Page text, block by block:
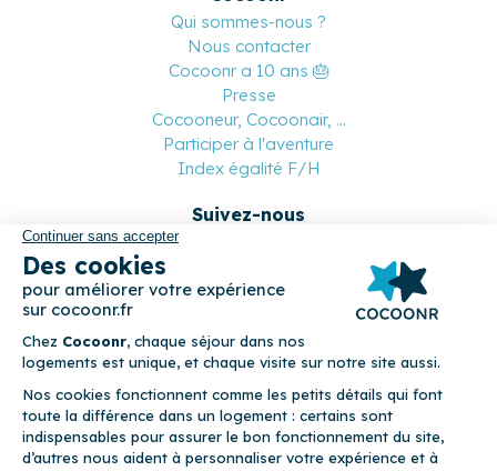
Qui sommes-nous ?
Nous contacter
Cocoonr a 10 ans 🎂
Presse
Cocooneur, Cocoonair, ...
Participer à l'aventure
Index égalité F/H
Suivez-nous